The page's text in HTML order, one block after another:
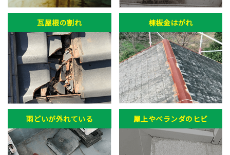
瓦屋根の割れ 棟板金はがれ
雨どいが外れている 屋上やベランダのヒビ